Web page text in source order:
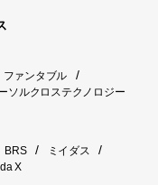
ファンタブル /
ソルクロステクノロジー
BRS / ミイダス /
X